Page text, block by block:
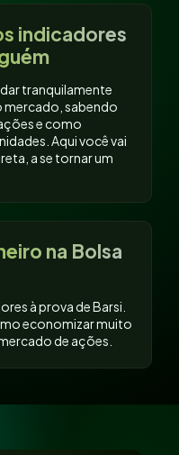
indicadores
tranquilamente
mercado, sabendo
e como
Aqui você vai
a se tornar um
na Bolsa
à prova de Barsi.
economizar muito
de ações.